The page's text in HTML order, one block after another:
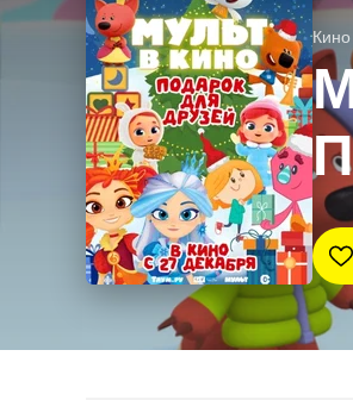
Кино